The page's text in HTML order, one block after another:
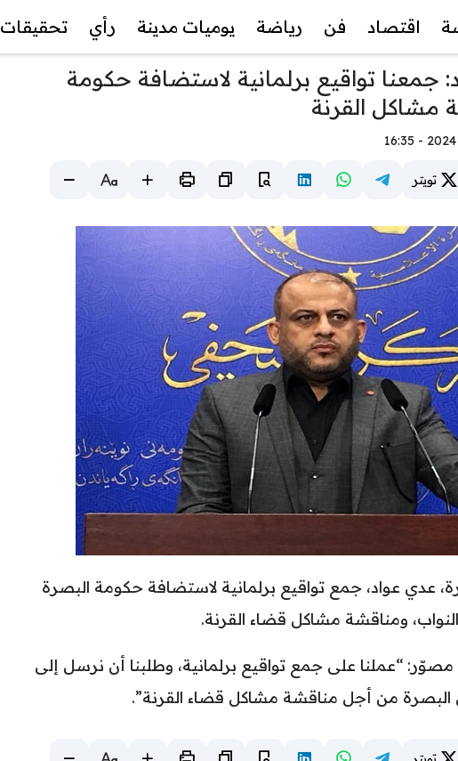
اقتصاد فن رياضة يوميات مدينة رأي تحقيقات
جمعنا تواقيع برلمانية لاستضافة حكومة
مشاكل القرنة
تويتر
عدي عواد، جمع تواقيع برلمانية لاستضافة حكومة البصرة
ومناقشة مشاكل قضاء القرنة.
“عملنا على جمع تواقيع برلمانية، وطلبنا أن نرسل إلى
البصرة من أجل مناقشة مشاكل قضاء القرنة”.